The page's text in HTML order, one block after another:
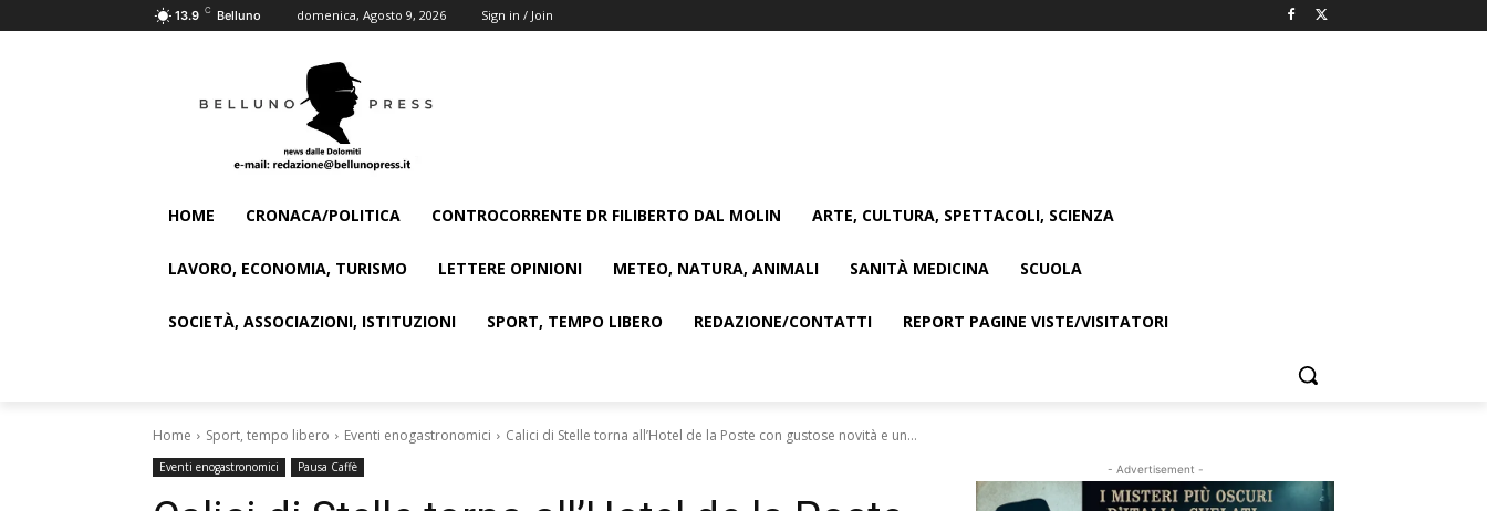
13.9 C Belluno domenica, Agosto 9, 2026 Sign in / Join
HOME CRONACA/POLITICA CONTROCORRENTE DR FILIBERTO DAL MOLIN ARTE, CULTURA, SPETTACOLI, SCIENZA
LAVORO, ECONOMIA, TURISMO LETTERE OPINIONI METEO, NATURA, ANIMALI SANITÀ MEDICINA SCUOLA
SOCIETÀ, ASSOCIAZIONI, ISTITUZIONI SPORT, TEMPO LIBERO REDAZIONE/CONTATTI REPORT PAGINE VISTE/VISITATORI
Home Sport, tempo libero Eventi enogastronomici Calici di Stelle torna all’Hotel de la Poste con gustose novità e un...
Eventi enogastronomici Pausa Caffè - Advertisement -